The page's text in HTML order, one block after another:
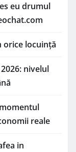
eu drumul
orice locuință
nivelul
reale
in